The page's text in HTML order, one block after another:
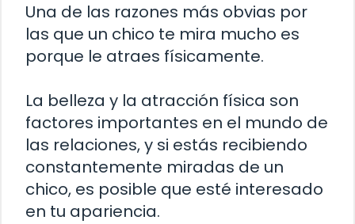
Una de las razones más obvias por
las que un chico te mira mucho es
porque le atraes físicamente.
La belleza y la atracción física son
factores importantes en el mundo de
las relaciones, y si estás recibiendo
constantemente miradas de un
chico, es posible que esté interesado
en tu apariencia.